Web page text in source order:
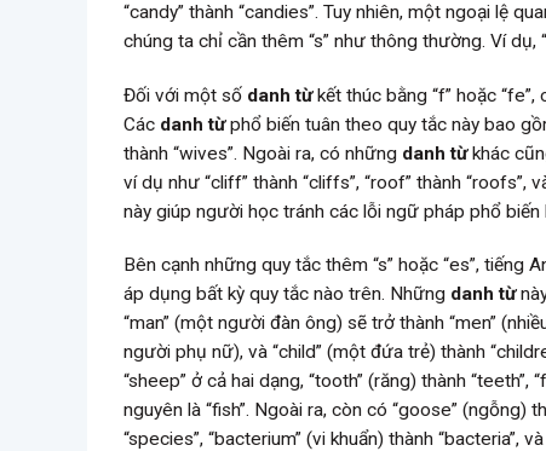
“candy” thành “candies”. Tuy nhiên, một ngoại lệ
chúng ta chỉ cần thêm “s” như thông thường. Ví dụ,
Đối với một số danh từkết thúc bằng “f” hoặc “fe”,
Các danh từphổ biến tuân theo quy tắc này bao
thành “wives”. Ngoài ra, có những danh từkhác
ví dụ như “cliff” thành “cliffs”, “roof” thành
này giúp người học tránh các lỗi ngữ pháp phổ
Bên cạnh những quy tắc thêm “s” hoặc “es”,
áp dụng bất kỳ quy tắc nào trên. Những danh từ
“man” (một người đàn ông) sẽ trở thành “men”
người phụ nữ), và “child” (một đứa trẻ) thành
“sheep” ở cả hai dạng, “tooth” (răng) thành “teeth”,
nguyên là “fish”. Ngoài ra, còn có “goose” (ngỗng)
“species”, “bacterium” (vi khuẩn) thành “bacteria”,